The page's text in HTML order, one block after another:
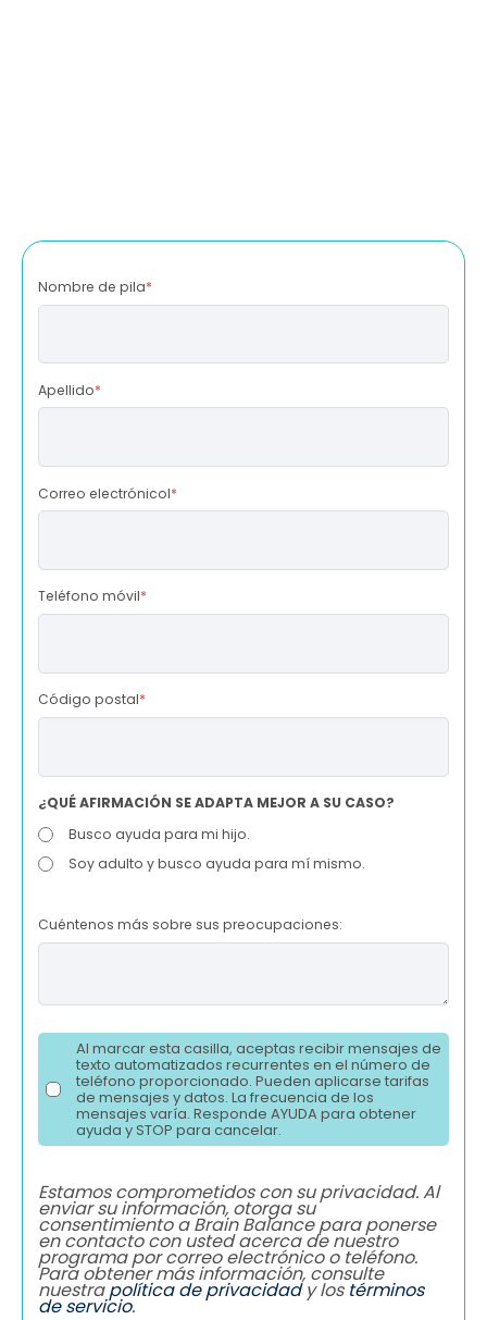
Nombre de pila*
Apellido*
Correo electrónicol*
Teléfono móvil*
Código postal*
¿QUÉ AFIRMACIÓN SE ADAPTA MEJOR A SU CASO?
Busco ayuda para mi hijo.
Soy adulto y busco ayuda para mí mismo.
Cuéntenos más sobre sus preocupaciones:
Al marcar esta casilla, aceptas recibir mensajes de
texto automatizados recurrentes en el número de
teléfono proporcionado. Pueden aplicarse tarifas
de mensajes y datos. La frecuencia de los
mensajes varía. Responde AYUDA para obtener
ayuda y STOP para cancelar.
Estamos comprometidos con su privacidad. Al
enviar su información, otorga su
consentimiento a Brain Balance para ponerse
en contacto con usted acerca de nuestro
programa por correo electrónico o teléfono.
Para obtener más información, consulte
nuestrapolítica de privacidady los términos
de servicio.